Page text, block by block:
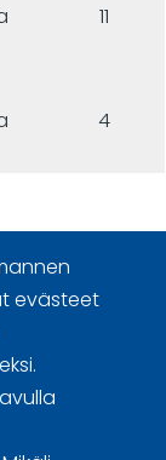
11
4
evästeet